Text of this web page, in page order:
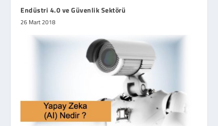
Endüstri 4.0 ve Güvenlik Sektörü
26 Mart 2018